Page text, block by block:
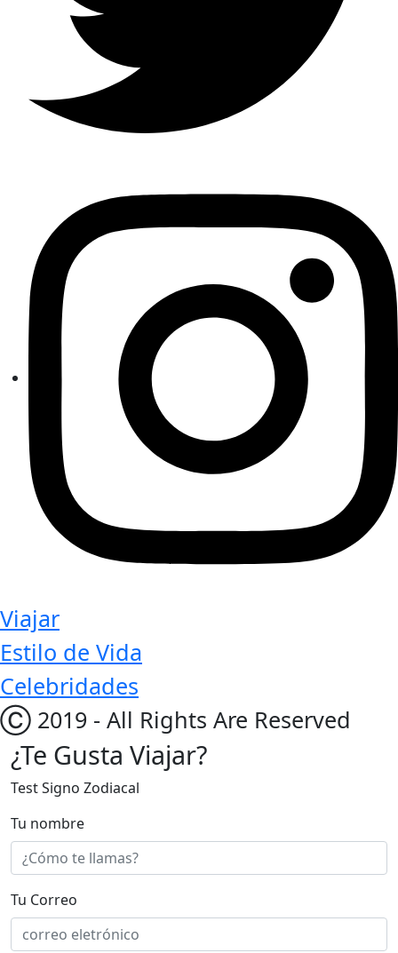
Viajar
Estilo de Vida
Celebridades
Ⓒ 2019 - All Rights Are Reserved
¿Te Gusta Viajar?
Test Signo Zodiacal
Tu nombre
Tu Correo